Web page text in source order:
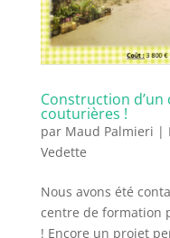
Construction
couturières !
par Maud Palmieri |
Vedette
Nous avons été
centre de formation
! Encore un projet